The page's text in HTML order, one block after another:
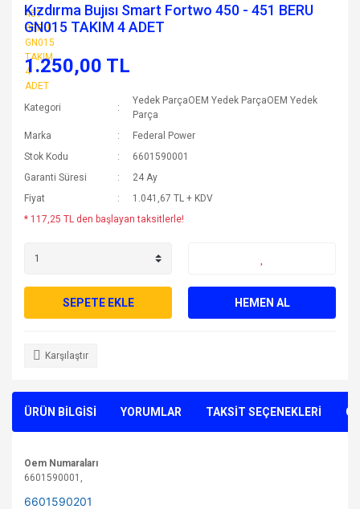
Kızdırma Bujısı Smart Fortwo 450 - 451 BERU
GN015 TAKIM 4 ADET
1.250,00 TL
Kategori
Yedek ParçaOEM Yedek ParçaOEM Yedek
Parça
Marka
Federal Power
Stok Kodu
6601590001
Garanti Süresi
24 Ay
Fiyat
1.041,67 TL + KDV
* 117,25 TL den başlayan taksitlerle!
SEPETE EKLE HEMEN AL
Karşılaştır
ÜRÜN BİLGİSİ YORUMLAR TAKSİT SEÇENEKLERİ
Oem Numaraları
6601590001,
6601590201